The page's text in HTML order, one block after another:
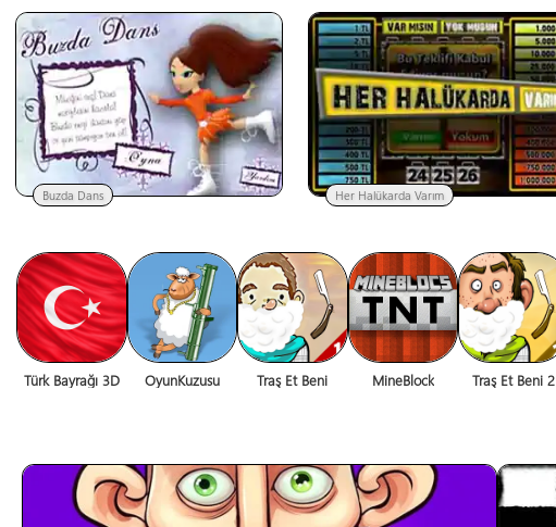
Buzda Dans Her Halükarda Varım
Türk Bayrağı 3D OyunKuzusu Traş Et Beni MineBlock Traş Et Beni 2